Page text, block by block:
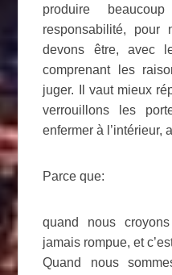
produire
responsabilité,
devons être, avec
comprenant les
juger. Il vaut mieux
verrouillons les
enfermer à l’intérieur,
Parce que:
quand nous
jamais rompue, et
Quand nous